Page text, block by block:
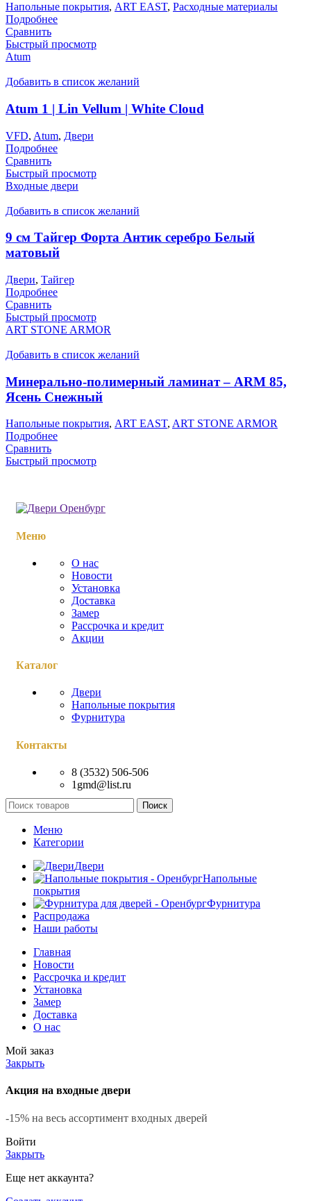
Напольные покрытия, ART EAST, Расходные материалы
Подробнее
Сравнить
Быстрый просмотр
Atum
Добавить в список желаний
Atum 1 | Lin Vellum | White Cloud
VFD, Atum, Двери
Подробнее
Сравнить
Быстрый просмотр
Входные двери
Добавить в список желаний
9 см Тайгер Форта Антик серебро Белый
матовый
Двери, Тайгер
Подробнее
Сравнить
Быстрый просмотр
ART STONE ARMOR
Добавить в список желаний
Минерально-полимерный ламинат – ARM 85,
Ясень Снежный
Напольные покрытия, ART EAST, ART STONE ARMOR
Подробнее
Сравнить
Быстрый просмотр
Меню
О нас
Новости
Установка
Доставка
Замер
Рассрочка и кредит
Акции
Каталог
Двери
Напольные покрытия
Фурнитура
Контакты
8 (3532) 506-506
1gmd@list.ru
Поиск
Меню
Категории
Двери
Напольные
покрытия
Фурнитура
Распродажа
Наши работы
Главная
Новости
Рассрочка и кредит
Установка
Замер
Доставка
О нас
Мой заказ
Закрыть
Акция на входные двери
-15% на весь ассортимент входных дверей
Войти
Закрыть
Еще нет аккаунта?